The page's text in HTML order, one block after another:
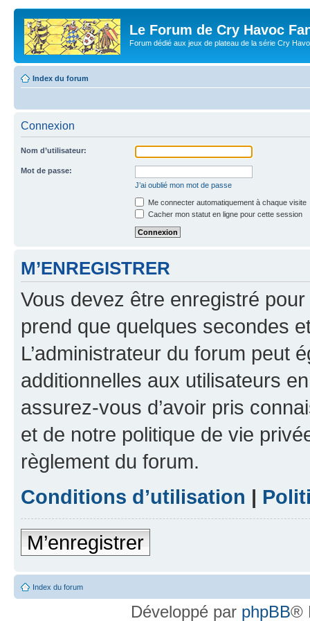
Le Forum de Cry Havoc
Forum dédié aux jeux de plateau de la série Cry
Index du forum
Connexion
Nom d’utilisateur:
Mot de passe:
J’ai oublié mon mot de passe
Me connecter automatiquement à chaque visite
Cacher mon statut en ligne pour cette session
M’ENREGISTRER
Vous devez être enregistré
prend que quelques secondes
L’administrateur du forum peut
additionnelles aux utilisateurs
assurez-vous d’avoir pris
et de notre politique de vie
règlement du forum.
Conditions d’utilisation |
M’enregistrer
Index du forum
Développé par phpBB®